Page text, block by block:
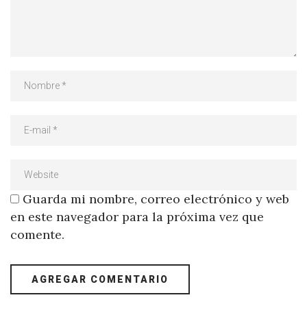
Guarda mi nombre, correo electrónico y web
en este navegador para la próxima vez que
comente.